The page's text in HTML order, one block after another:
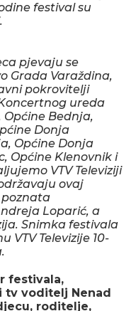
festival su
pjevaju se
Grada Varaždina,
pokrovitelji
ureda
Općine Bednja,
Donja
Općine Donja
Općine Klenovnik i
VTV Televiziji
ovaj
poznata
Loparić, a
Snimka festivala
VTV Televizije 10-
festivala,
tv voditelj Nenad
roditelje,